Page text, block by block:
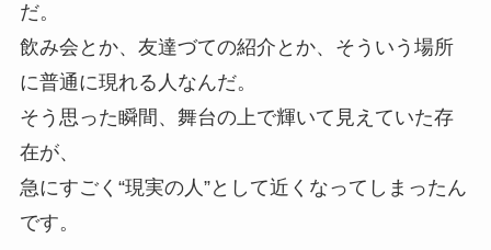
だ。
飲み会とか、友達づての紹介とか、そういう場所
に普通に現れる人なんだ。
そう思った瞬間、舞台の上で輝いて見えていた存
在が、
急にすごく“現実の人”として近くなってしまったん
です。